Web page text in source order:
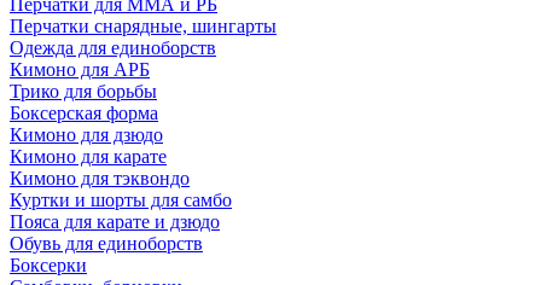
Перчатки для ММА и РБ
Перчатки снарядные, шингарты
Одежда для единоборств
Кимоно для АРБ
Трико для борьбы
Боксерская форма
Кимоно для дзюдо
Кимоно для карате
Кимоно для тэквондо
Куртки и шорты для самбо
Пояса для карате и дзюдо
Обувь для единоборств
Боксерки